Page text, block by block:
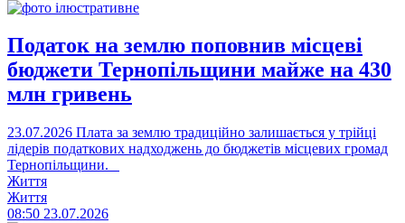
Податок на землю поповнив місцеві
бюджети Тернопільщини майже на 430
млн гривень
23.07.2026 Плата за землю традиційно залишається у трійці
лідерів податкових надходжень до бюджетів місцевих громад
Тернопільщини.
Життя
Життя
08:50 23.07.2026